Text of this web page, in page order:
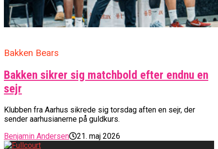
Bakken Bears
Bakken sikrer sig matchbold efter endnu en
sejr
Klubben fra Aarhus sikrede sig torsdag aften en sejr, der
sender aarhusianerne på guldkurs.
Benjamin Andersen
21. maj 2026